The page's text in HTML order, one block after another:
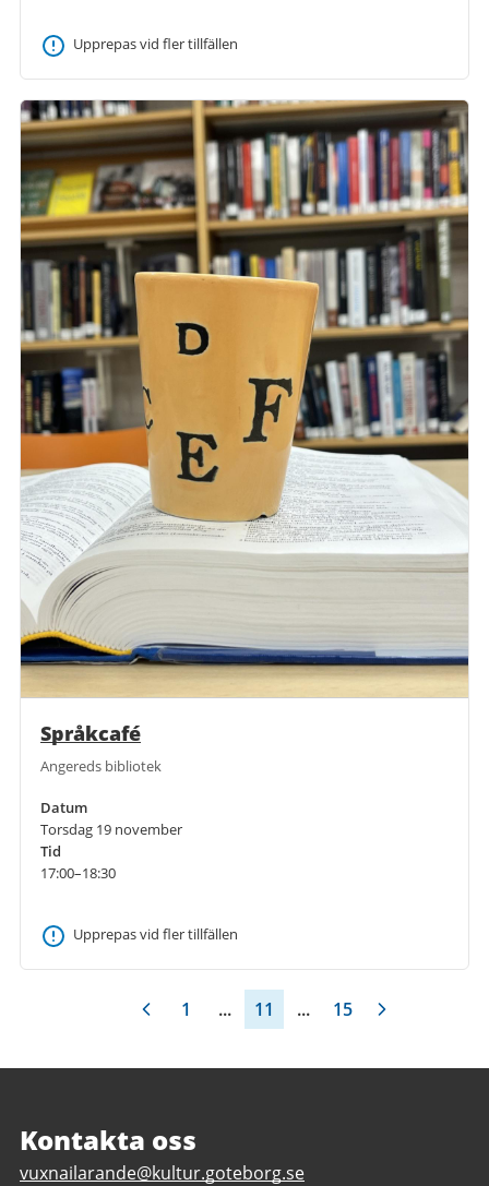
Upprepas vid fler tillfällen
Språkcafé
Angereds bibliotek
Datum
Torsdag 19 november
Tid
17:00–18:30
Upprepas vid fler tillfällen
1 ... 11 ... 15
Kontakta oss
E
vuxnailarande@kultur.goteborg.se